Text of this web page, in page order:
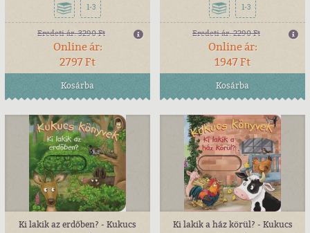
1-3
Eredeti ár:3290 Ft
Online ár:
2797 Ft
Kosárba
1-3
Eredeti ár:2290 Ft
Online ár:
1947 Ft
Kosárba
Ki lakik az erdőben? - Kukucs
Ki lakik a ház körül? - Kukucs